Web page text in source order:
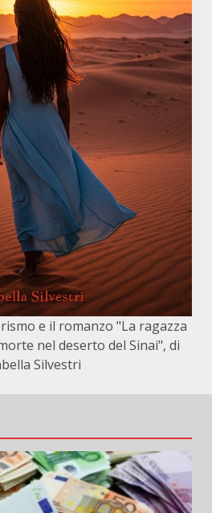
e il romanzo "La ragazza
nel deserto del Sinai", di
Silvestri